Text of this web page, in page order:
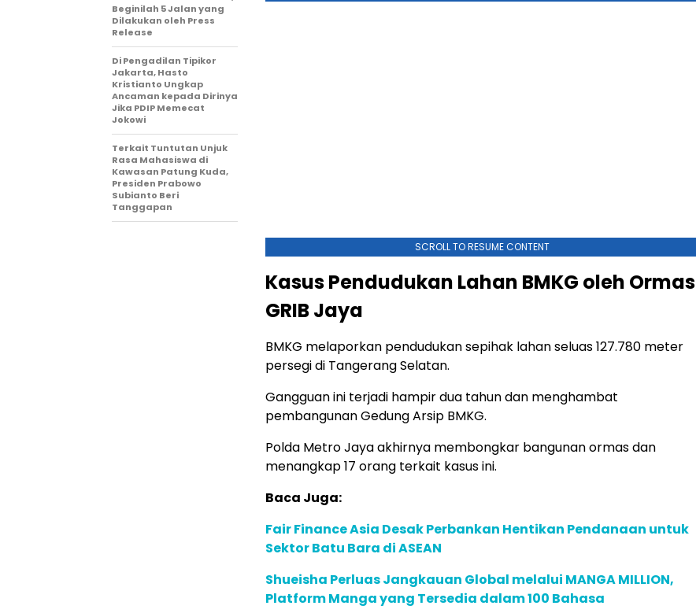
SCROLL TO RESUME CONTENT
Kasus Pendudukan Lahan BMKG oleh Ormas
GRIB Jaya
BMKG melaporkan pendudukan sepihak lahan seluas 127.780 meter
persegi di Tangerang Selatan.
Gangguan ini terjadi hampir dua tahun dan menghambat
pembangunan Gedung Arsip BMKG.
Polda Metro Jaya akhirnya membongkar bangunan ormas dan
menangkap 17 orang terkait kasus ini.
Baca Juga:
Fair Finance Asia Desak Perbankan Hentikan Pendanaan untuk
Sektor Batu Bara di ASEAN
Shueisha Perluas Jangkauan Global melalui MANGA MILLION,
Platform Manga yang Tersedia dalam 100 Bahasa
Beginilah 5 Jalan yang
Dilakukan oleh Press
Release
Di Pengadilan Tipikor
Jakarta, Hasto
Kristianto Ungkap
Ancaman kepada Dirinya
Jika PDIP Memecat
Jokowi
Terkait Tuntutan Unjuk
Rasa Mahasiswa di
Kawasan Patung Kuda,
Presiden Prabowo
Subianto Beri
Tanggapan